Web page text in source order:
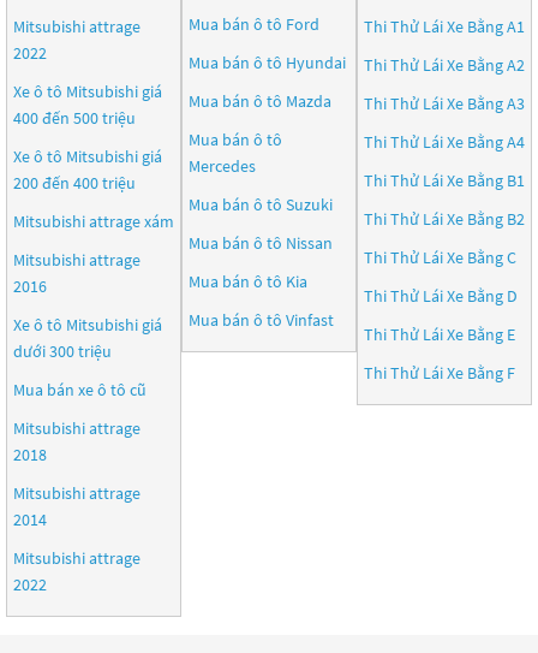
Mitsubishi attrage
2022
Xe ô tô Mitsubishi giá
400 đến 500 triệu
Xe ô tô Mitsubishi giá
200 đến 400 triệu
Mitsubishi attrage xám
Mitsubishi attrage
2016
Xe ô tô Mitsubishi giá
dưới 300 triệu
Mua bán xe ô tô cũ
Mitsubishi attrage
2018
Mitsubishi attrage
2014
Mitsubishi attrage
2022
Mua bán ô tô Ford
Mua bán ô tô Hyundai
Mua bán ô tô Mazda
Mua bán ô tô
Mercedes
Mua bán ô tô Suzuki
Mua bán ô tô Nissan
Mua bán ô tô Kia
Mua bán ô tô Vinfast
Thi Thử Lái Xe Bằng A1
Thi Thử Lái Xe Bằng A2
Thi Thử Lái Xe Bằng A3
Thi Thử Lái Xe Bằng A4
Thi Thử Lái Xe Bằng B1
Thi Thử Lái Xe Bằng B2
Thi Thử Lái Xe Bằng C
Thi Thử Lái Xe Bằng D
Thi Thử Lái Xe Bằng E
Thi Thử Lái Xe Bằng F